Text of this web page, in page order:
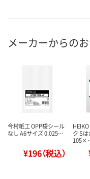
メーカーからの
今村紙工 OPP袋シール
なし A6サイズ 0.025…
¥196（税込）
ク S